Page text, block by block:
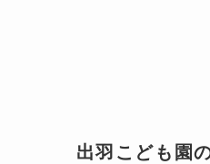
出羽こども園